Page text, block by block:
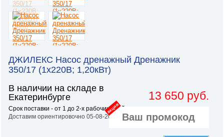
ДЖИЛЕКС Насос дренажный Дренажник
350/17 (1х220В; 1,20кВт)
В наличии на складе в
Екатеринбурге
Срок поставки - от 1 до 2-х рабочих дней.
Доставим ориентировочно 05-08-2026
13 650 руб.
акция